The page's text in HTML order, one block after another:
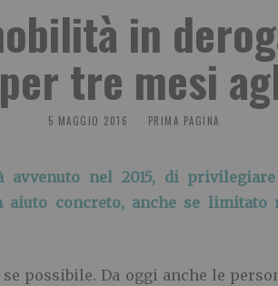
in
tre mesi
5 MAGGIO 2016 PRIMA PAGINA
avvenuto nel 2015, di
concreto, anche se limitato
possibile. Da oggi anche le